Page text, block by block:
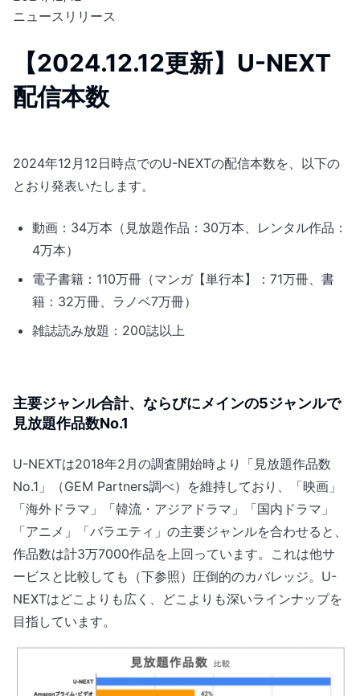
ニュースリリース
【2024.12.12更新】U-NEXT
配信本数
2024年12月12日時点でのU-NEXTの配信本数を、以下の
とおり発表いたします。
動画：34万本（見放題作品：30万本、レンタル作品：
4万本）
電子書籍：110万冊（マンガ【単行本】：71万冊、書
籍：32万冊、ラノベ7万冊）
雑誌読み放題：200誌以上
主要ジャンル合計、ならびにメインの5ジャンルで
見放題作品数No.1
U-NEXTは2018年2月の調査開始時より「見放題作品数
No.1」（GEM Partners調べ）を維持しており、「映画」
「海外ドラマ」「韓流・アジアドラマ」「国内ドラマ」
「アニメ」「バラエティ」の主要ジャンルを合わせると、
作品数は計3万7000作品を上回っています。これは他サ
ービスと比較しても（下参照）圧倒的のカバレッジ。U-
NEXTはどこよりも広く、どこよりも深いラインナップを
目指しています。